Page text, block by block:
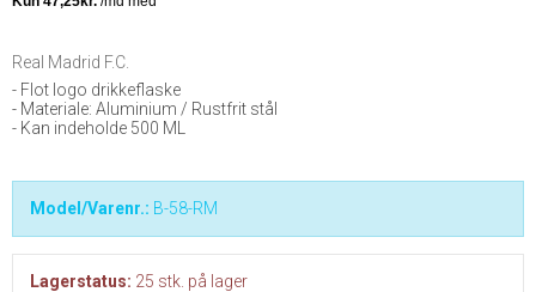
Real Madrid F.C.
- Flot logo drikkeflaske
- Materiale: Aluminium / Rustfrit stål
- Kan indeholde 500 ML
Model/Varenr.: B-58-RM
Lagerstatus: 25 stk. på lager